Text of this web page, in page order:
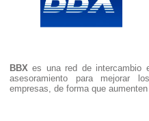
BBX es una red de intercambio
asesoramiento para mejorar
empresas, de forma que aumenten